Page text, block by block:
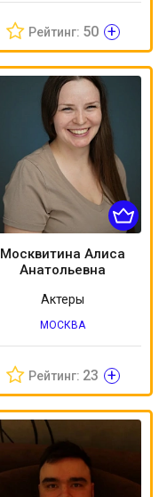
Рейтинг: 50 +
Москвитина Алиса
Анатольевна
Актеры
МОСКВА
Рейтинг: 23 +